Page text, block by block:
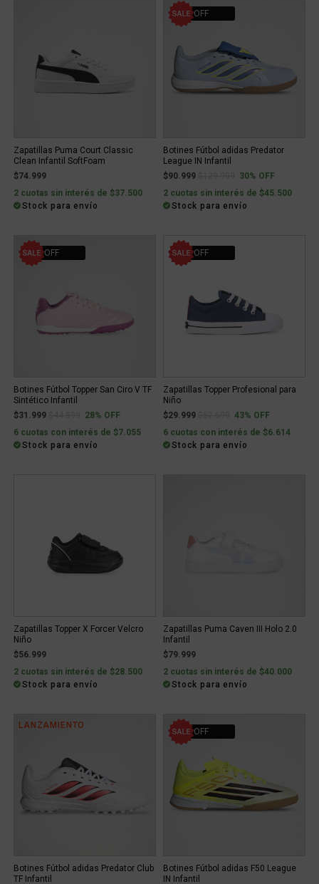
Zapatillas Puma Court Classic
Clean Infantil SoftFoam
$74.999
2 cuotas sin interés de $37.500
Stock para envío
30% OFF
Botines Fútbol adidas Predator
League IN Infantil
$90.999
Price reduced from
to30% OFF
2 cuotas sin interés de $45.500
Stock para envío
28% OFF
Botines Fútbol Topper San Ciro V TF
Sintético Infantil
$31.999
Price reduced from
to28% OFF
6 cuotas con interés de $7.055
Stock para envío
43% OFF
Zapatillas Topper Profesional para
Niño
$29.999
Price reduced from
to43% OFF
6 cuotas con interés de $6.614
Stock para envío
Zapatillas Topper X Forcer Velcro
Niño
$56.999
2 cuotas sin interés de $28.500
Stock para envío
Zapatillas Puma Caven III Holo 2.0
Infantil
$79.999
2 cuotas sin interés de $40.000
Stock para envío
LANZAMIENTO
Botines Fútbol adidas Predator Club
TF Infantil
30% OFF
Botines Fútbol adidas F50 League
IN Infantil